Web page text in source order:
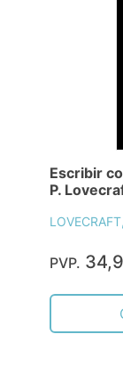
Escribir
P.
PVP.